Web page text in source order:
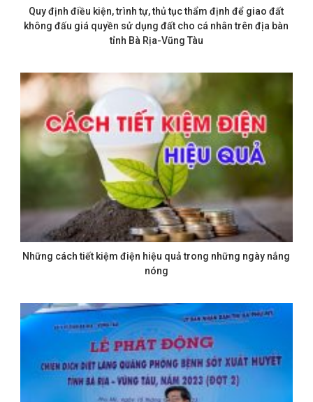
Quy định điều kiện, trình tự, thủ tục thẩm định để giao đất
không đấu giá quyền sử dụng đất cho cá nhân trên địa bàn
tỉnh Bà Rịa-Vũng Tàu
Những cách tiết kiệm điện hiệu quả trong những ngày nắng
nóng